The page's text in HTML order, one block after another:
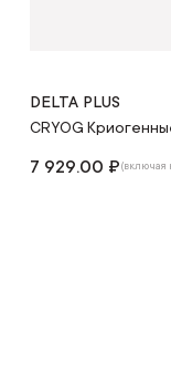
DELTA PLUS
CRYOG
7 929.00 ₽(включая